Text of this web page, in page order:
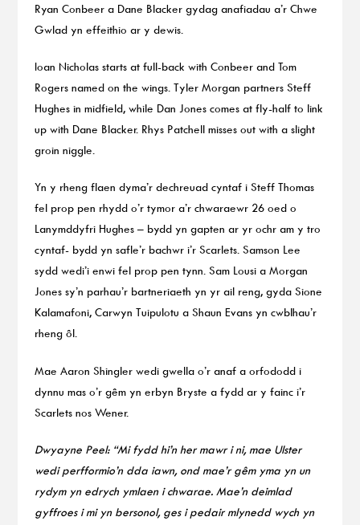
Ryan Conbeer a Dane Blacker gydag anafiadau a’r Chwe
Gwlad yn effeithio ar y dewis.
Ioan Nicholas starts at full-back with Conbeer and Tom
Rogers named on the wings. Tyler Morgan partners Steff
Hughes in midfield, while Dan Jones comes at fly-half to link
up with Dane Blacker. Rhys Patchell misses out with a slight
groin niggle.
Yn y rheng flaen dyma’r dechreuad cyntaf i Steff Thomas
fel prop pen rhydd o’r tymor a’r chwaraewr 26 oed o
Lanymddyfri Hughes – bydd yn gapten ar yr ochr am y tro
cyntaf- bydd yn safle’r bachwr i’r Scarlets. Samson Lee
sydd wedi’i enwi fel prop pen tynn. Sam Lousi a Morgan
Jones sy’n parhau’r bartneriaeth yn yr ail reng, gyda Sione
Kalamafoni, Carwyn Tuipulotu a Shaun Evans yn cwblhau’r
rheng ôl.
Mae Aaron Shingler wedi gwella o’r anaf a orfododd i
dynnu mas o’r gêm yn erbyn Bryste a fydd ar y fainc i’r
Scarlets nos Wener.
Dwyayne Peel: “Mi fydd hi’n her mawr i ni, mae Ulster
wedi perfformio’n dda iawn, ond mae’r gêm yma yn un
rydym yn edrych ymlaen i chwarae. Mae’n deimlad
gyffroes i mi yn bersonol, ges i pedair mlynedd wych yn